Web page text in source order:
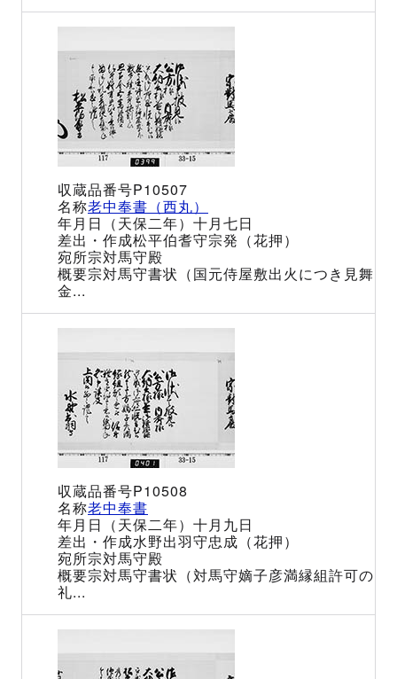
P10507
老中奉書（西丸）
（天保二年）十月七日
松平伯耆守宗発（花押）
宗対馬守殿
宗対馬守書状（国元侍屋敷出火につき見舞
金...
P10508
老中奉書
（天保二年）十月九日
水野出羽守忠成（花押）
宗対馬守殿
宗対馬守書状（対馬守嫡子彦満縁組許可の
礼...